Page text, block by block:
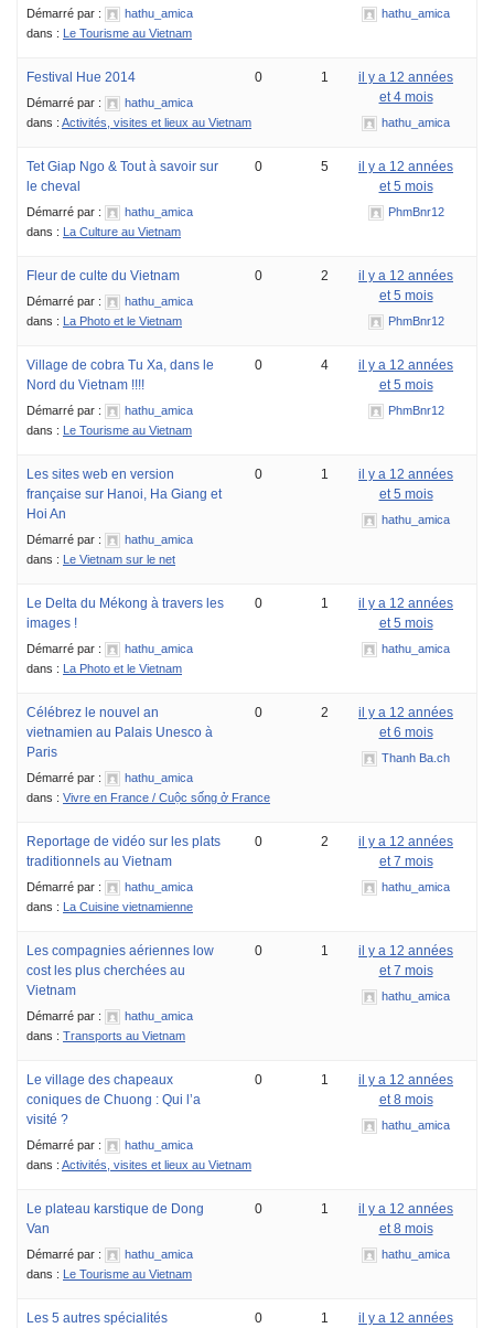
Démarré par :
hathu_amica
dans : Le Tourisme au Vietnam
hathu_amica
Festival Hue 2014
Démarré par :
hathu_amica
dans : Activités, visites et lieux au Vietnam
0 1
il y a 12 années
et 4 mois
hathu_amica
Tet Giap Ngo & Tout à savoir sur
le cheval
Démarré par :
hathu_amica
dans : La Culture au Vietnam
0 5
il y a 12 années
et 5 mois
PhmBnr12
Fleur de culte du Vietnam
Démarré par :
hathu_amica
dans : La Photo et le Vietnam
0 2
il y a 12 années
et 5 mois
PhmBnr12
Village de cobra Tu Xa, dans le
Nord du Vietnam !!!!
Démarré par :
hathu_amica
dans : Le Tourisme au Vietnam
0 4
il y a 12 années
et 5 mois
PhmBnr12
Les sites web en version
française sur Hanoi, Ha Giang et
Hoi An
Démarré par :
hathu_amica
dans : Le Vietnam sur le net
0 1
il y a 12 années
et 5 mois
hathu_amica
Le Delta du Mékong à travers les
images !
Démarré par :
hathu_amica
dans : La Photo et le Vietnam
0 1
il y a 12 années
et 5 mois
hathu_amica
Célébrez le nouvel an
vietnamien au Palais Unesco à
Paris
Démarré par :
hathu_amica
dans : Vivre en France / Cuộc sống ở France
0 2
il y a 12 années
et 6 mois
Thanh Ba.ch
Reportage de vidéo sur les plats
traditionnels au Vietnam
Démarré par :
hathu_amica
dans : La Cuisine vietnamienne
0 2
il y a 12 années
et 7 mois
hathu_amica
Les compagnies aériennes low
cost les plus cherchées au
Vietnam
Démarré par :
hathu_amica
dans : Transports au Vietnam
0 1
il y a 12 années
et 7 mois
hathu_amica
Le village des chapeaux
coniques de Chuong : Qui l’a
visité ?
Démarré par :
hathu_amica
dans : Activités, visites et lieux au Vietnam
0 1
il y a 12 années
et 8 mois
hathu_amica
Le plateau karstique de Dong
Van
Démarré par :
hathu_amica
dans : Le Tourisme au Vietnam
0 1
il y a 12 années
et 8 mois
hathu_amica
Les 5 autres spécialités
0 1
il y a 12 années